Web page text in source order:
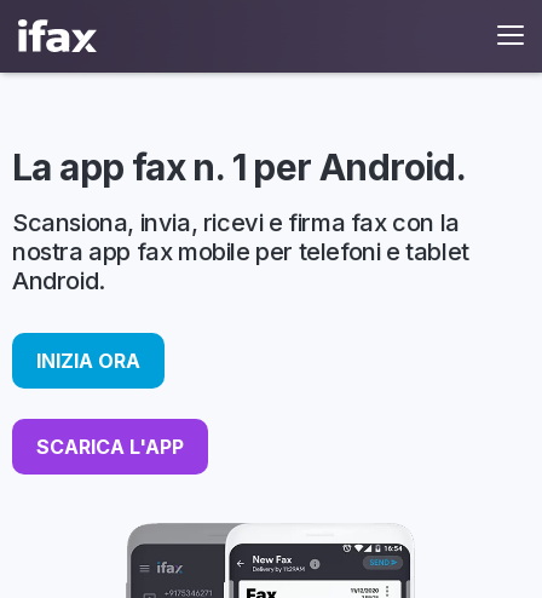
La app fax n. 1 per Android.
Scansiona, invia, ricevi e firma fax con la
nostra app fax mobile per telefoni e tablet
Android.
INIZIA ORA
SCARICA L'APP